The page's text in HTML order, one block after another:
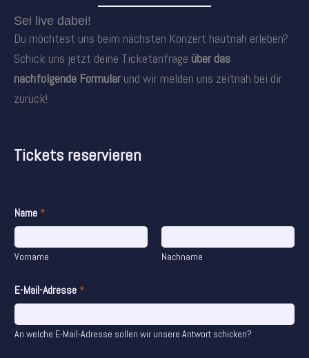
Sei live dabei!
Du möchtest uns beim nächsten Konzert hautnah erleben?
Schick uns jetzt deine Ticketanfrage über das
nachfolgende Formularund wir melden uns zeitnah bei dir
zurück!
Tickets reservieren
Name *
Vorname Nachname
E-Mail-Adresse *
An welche E-Mail-Adresse sollen wir unsere Antwort schicken?